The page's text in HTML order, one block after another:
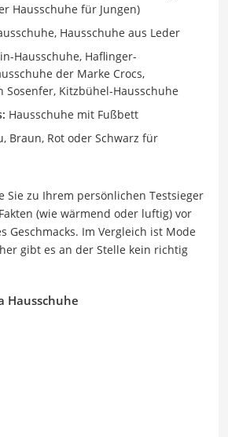
Hausschuhe für Jungen)
Hausschuhe aus Leder
Hausschuhe, Haflinger-
der Marke Crocs,
Sosenfer, Kitzbühel-Hausschuhe
Hausschuhe mit Fußbett
Braun, Rot oder Schwarz für
Sie zu Ihrem persönlichen Testsieger
(wie wärmend oder luftig) vor
Geschmacks. Im Vergleich ist Mode
gibt es an der Stelle kein richtig
Hausschuhe